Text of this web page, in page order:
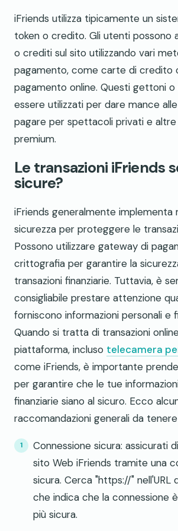
iFriends utilizza tipicamente un
token o credito. Gli utenti possono
o crediti sul sito utilizzando vari
pagamento, come carte di credito
pagamento online. Questi gettoni
essere utilizzati per dare mance
pagare per spettacoli privati e altre
premium.
Le transazioni iFriends
sicure?
iFriends generalmente implementa
sicurezza per proteggere le
Possono utilizzare gateway di
crittografia per garantire la
transazioni finanziarie. Tuttavia, è
consigliabile prestare attenzione
forniscono informazioni personali e
Quando si tratta di transazioni
piattaforma, incluso telecamera
come iFriends, è importante
per garantire che le tue
finanziarie siano al sicuro. Ecco
raccomandazioni generali da
Connessione sicura: assicurati
sito Web iFriends tramite una
sicura. Cerca "https://" nell'URL
che indica che la connessione
più sicura.